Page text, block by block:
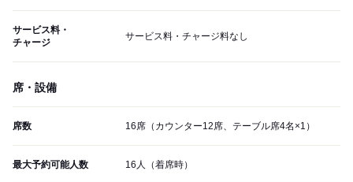
サービス料・
チャージ
サービス料・チャージ料なし
席・設備
席数 16席（カウンター12席、テーブル席4名×1）
最大予約可能人数 16人（着席時）